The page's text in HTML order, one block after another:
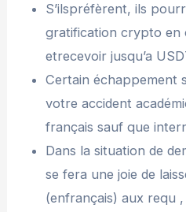
S’ilspréfèrent, ils
gratification crypto en
etrecevoir jusqu’a
Certain échappement
votre accident
français sauf que
Dans la situation de
se fera une joie de
(enfrançais) aux requ ,